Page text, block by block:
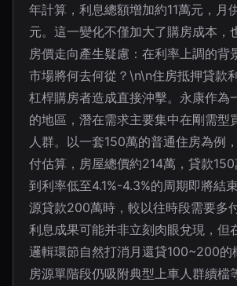
年計算，利息總額增加約11萬元，月
元。這一變化不僅加大了購房成本，
房價走向產生疑慮：在利率上調的背
市場將何去何從？\n\n住房抵押貸款
杠桿購房者造成直接沖擊。永康作為
的地區，潛在需求主要集中在剛需型
人群。以一套150萬的普通住房為例
付估算，房屋總價約214萬，貸款
到利率低至4.1%-4.3%的周期即將結
源貸款200萬時，較以往時段需要多
利息成果可能并非立刻肉眼兌現，但
邏輯環節自然打消月還貸100~200的
房源單階段仍吸附典型上車人群續檔